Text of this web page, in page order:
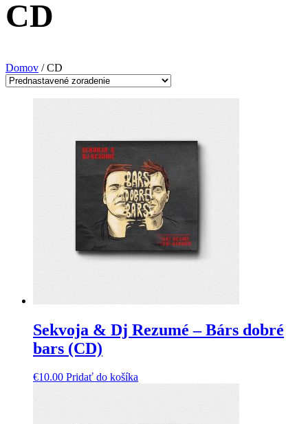
CD
Domov / CD
Sekvoja & Dj Rezumé – Bárs dobré
bars (CD)
€10.00 Pridať do košíka